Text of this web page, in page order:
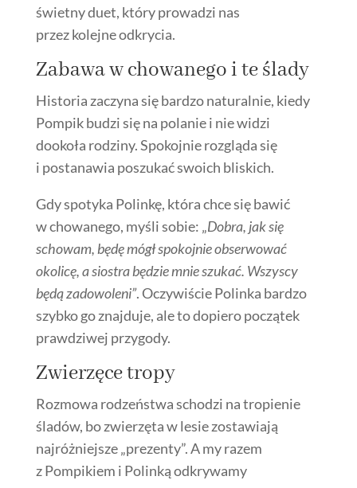
świetny duet, który prowadzi nas
przez kolejne odkrycia.
Zabawa w chowanego i te ślady
Historia zaczyna się bardzo naturalnie, kiedy
Pompik budzi się na polanie i nie widzi
dookoła rodziny. Spokojnie rozgląda się
i postanawia poszukać swoich bliskich.
Gdy spotyka Polinkę, która chce się bawić
w chowanego, myśli sobie: „Dobra, jak się
schowam, będę mógł spokojnie obserwować
okolicę, a siostra będzie mnie szukać. Wszyscy
będą zadowoleni”. Oczywiście Polinka bardzo
szybko go znajduje, ale to dopiero początek
prawdziwej przygody.
Zwierzęce tropy
Rozmowa rodzeństwa schodzi na tropienie
śladów, bo zwierzęta w lesie zostawiają
najróżniejsze „prezenty”. A my razem
z Pompikiem i Polinką odkrywamy